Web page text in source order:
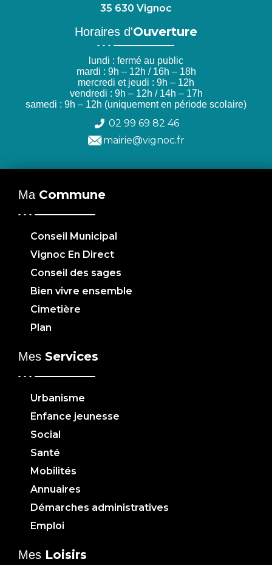
35 630 Vignoc
Horaires d'Ouverture
lundi : fermé au public
mardi : 9h – 12h / 16h – 18h
mercredi et jeudi : 9h – 12h
vendredi : 9h – 12h / 14h – 17h
samedi : 9h – 12h (uniquement en période scolaire)
02 99 69 82 46
mairie@vignoc.fr
Ma Commune
Conseil Municipal
Vignoc En Direct
Conseil des sages
Bien vivre ensemble
Cimetière
Plan
Mes Services
Urbanisme
Enfance jeunesse
Social
Santé
Mobilités
Annuaires
Démarches administratives
Emploi
Mes Loisirs